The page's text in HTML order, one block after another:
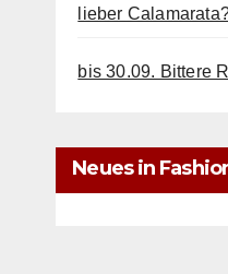
lieber
bis 30.09. Bittere
Neues in